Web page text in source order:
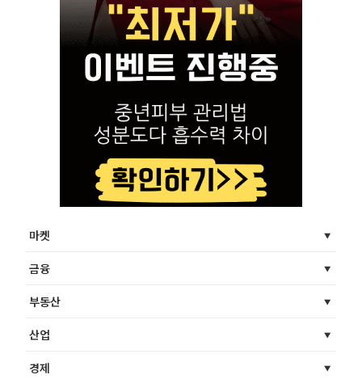
마켓
금융
부동산
산업
경제